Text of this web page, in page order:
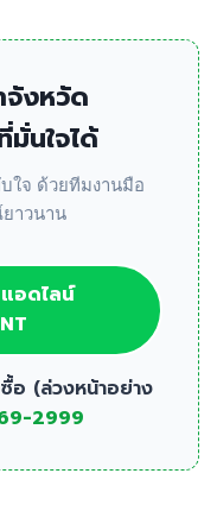
จังหวัด
นใจได้
ใจ ด้วยทีมงานมือ
าวนาน
อดไลน์
อ (ล่วงหน้าอย่าง
2999